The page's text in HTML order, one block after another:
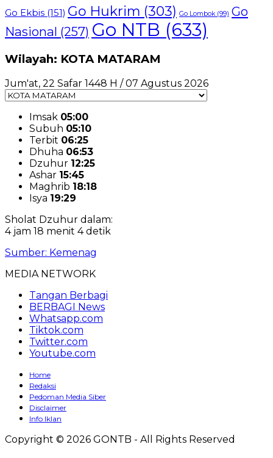
Go Ekbis (151) Go Hukrim (303) Go Lombok(99) Go
Nasional (257) Go NTB (633)
Wilayah: KOTA MATARAM
Jum'at, 22 Safar 1448 H / 07 Agustus 2026
Imsak 05:00
Subuh 05:10
Terbit 06:25
Dhuha 06:53
Dzuhur 12:25
Ashar 15:45
Maghrib 18:18
Isya 19:29
Sholat Dzuhur dalam:
4 jam 18 menit 3 detik
Sumber: Kemenag
MEDIA NETWORK
Tangan Berbagi
BERBAGI News
Whatsapp.com
Tiktok.com
Twitter.com
Youtube.com
Home
Redaksi
Pedoman Media Siber
Disclaimer
Info Iklan
Copyright © 2026 GONTB - All Rights Reserved